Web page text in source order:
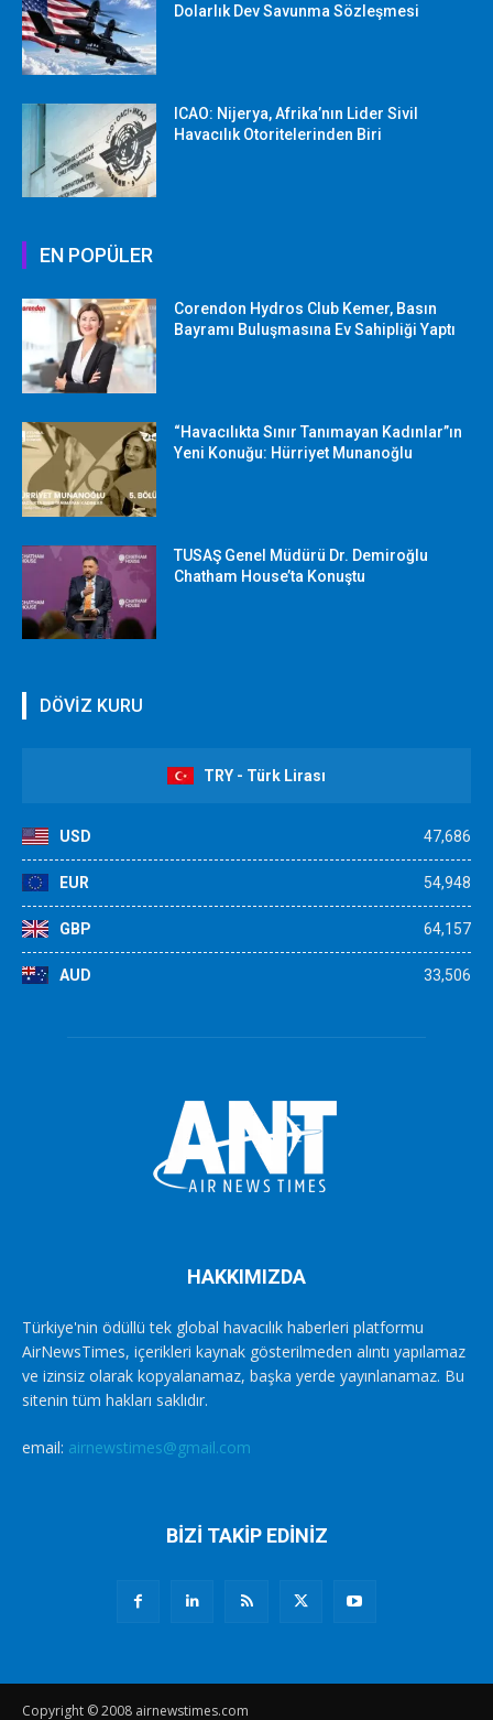
Dolarlık Dev Savunma Sözleşmesi
ICAO: Nijerya, Afrika’nın Lider Sivil
Havacılık Otoritelerinden Biri
EN POPÜLER
Corendon Hydros Club Kemer, Basın
Bayramı Buluşmasına Ev Sahipliği Yaptı
“Havacılıkta Sınır Tanımayan Kadınlar”ın
Yeni Konuğu: Hürriyet Munanoğlu
TUSAŞ Genel Müdürü Dr. Demiroğlu
Chatham House’ta Konuştu
DÖVİZ KURU
TRY - Türk Lirası
USD 47,686
EUR 54,948
GBP 64,157
AUD 33,506
HAKKIMIZDA
Türkiye'nin ödüllü tek global havacılık haberleri platformu
AirNewsTimes, içerikleri kaynak gösterilmeden alıntı yapılamaz
ve izinsiz olarak kopyalanamaz, başka yerde yayınlanamaz. Bu
sitenin tüm hakları saklıdır.
email: airnewstimes@gmail.com
BİZİ TAKİP EDİNİZ
Copyright © 2008 airnewstimes.com